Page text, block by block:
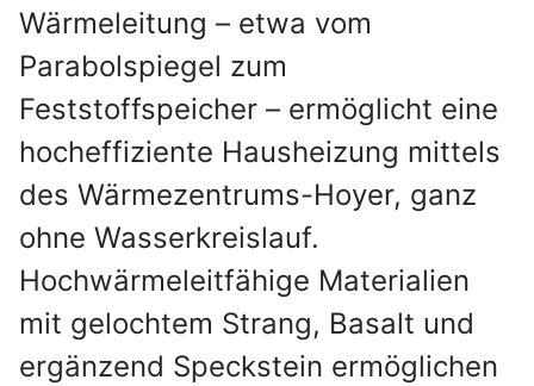
Wärmeleitung – etwa vom
Parabolspiegel zum
Feststoffspeicher – ermöglicht eine
hocheffiziente Hausheizung mittels
des Wärmezentrums-Hoyer, ganz
ohne Wasserkreislauf.
Hochwärmeleitfähige Materialien
mit gelochtem Strang, Basalt und
ergänzend Speckstein ermöglichen